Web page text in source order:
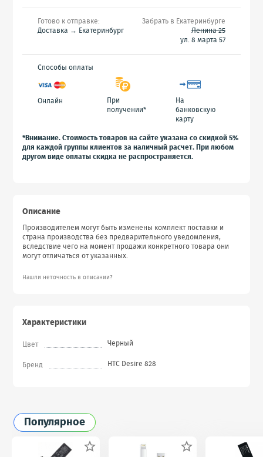
Готово к отправке:
Доставка → Екатеринбург
Забрать в Екатеринбурге
Ленина 25
ул. 8 марта 57
Способы оплаты
Онлайн
При
получении*
На
банковскую
карту
*Внимание. Стоимость товаров на сайте указана со скидкой 5%
для каждой группы клиентов за наличный расчет. При любом
другом виде оплаты скидка не распространяется.
Описание
Производителем могут быть изменены комплект поставки и
страна производства без предварительного уведомления,
вследствие чего на момент продажи конкретного товара они
могут отличаться от указанных.
Нашли неточность в описании?
Характеристики
Цвет
Черный
Бренд
HTC Desire 828
Популярное
 